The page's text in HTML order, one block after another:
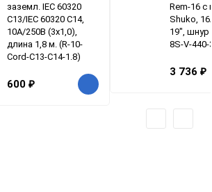
заземл. IEC 60320
C13/IEC 60320 C14,
10А/250В (3x1,0),
длина 1,8 м. (R-10-
Cord-C13-C14-1.8)
600 ₽
Rem-16 с
Shuko,
19", шнур
8S-V-440-
3 736 ₽